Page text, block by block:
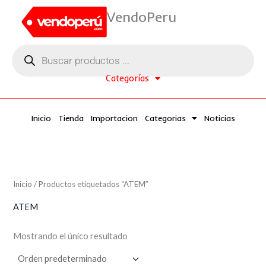
contenido
VendoPeru
productos
Categorías
Inicio Tienda Importacion Categorias Noticias
Inicio / Productos etiquetados “ATEM”
ATEM
Mostrando el único resultado